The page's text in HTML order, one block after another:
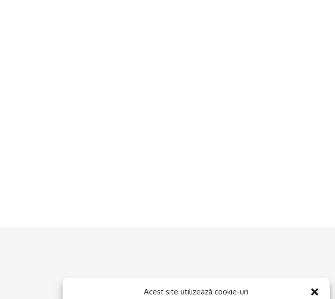
Acest site utilizează cookie-uri